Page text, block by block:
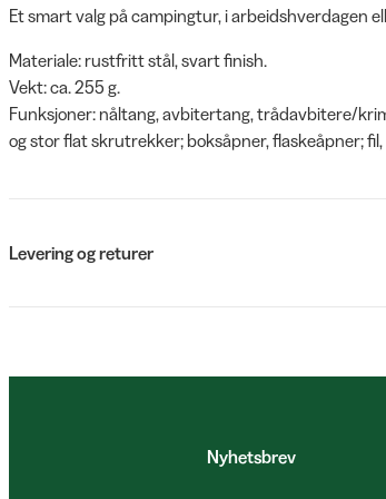
Et smart valg på campingtur, i arbeidshverdagen
Materiale: rustfritt stål, svart finish.
Vekt: ca. 255 g.
Funksjoner: nåltang, avbitertang, trådavbitere/
og stor flat skrutrekker; boksåpner, flaskeåpner; fil,
Levering og returer
Nyhetsbrev